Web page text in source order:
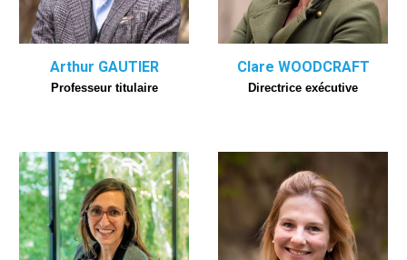
Arthur GAUTIER
Professeur titulaire
Clare WOODCRAFT
Directrice exécutive